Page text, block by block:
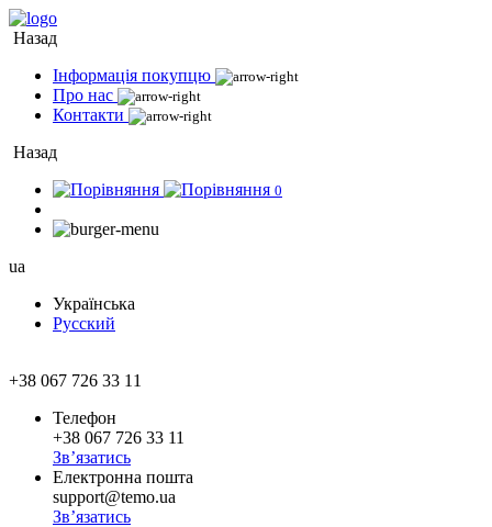
Назад
Інформація покупцю
Про нас
Контакти
Назад
0
ua
Українська
Русский
+38 067 726 33 11
Телефон
+38 067 726 33 11
Зв’язатись
Електронна пошта
support@temo.ua
Зв’язатись